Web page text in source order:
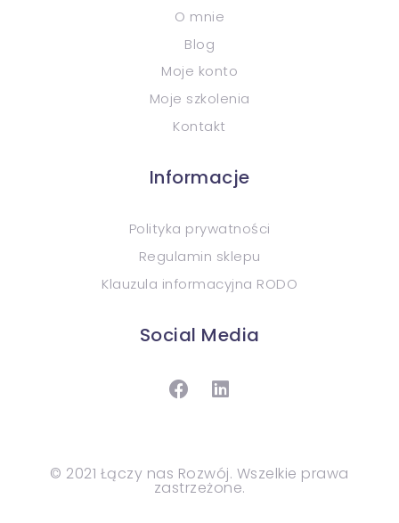
O mnie
Blog
Moje konto
Moje szkolenia
Kontakt
Informacje
Polityka prywatności
Regulamin sklepu
Klauzula informacyjna RODO
Social Media
© 2021 Łączy nas Rozwój. Wszelkie prawa
zastrzeżone.